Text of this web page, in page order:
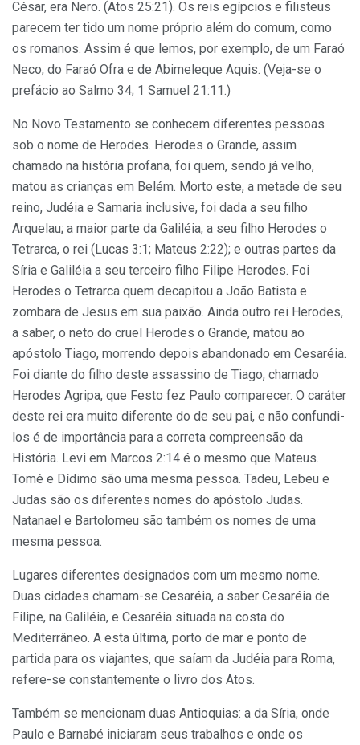
César, era Nero. (Atos 25:21). Os reis egípcios e filisteus
parecem ter tido um nome próprio além do comum, como
os romanos. Assim é que lemos, por exemplo, de um Faraó
Neco, do Faraó Ofra e de Abimeleque Aquis. (Veja-se o
prefácio ao Salmo 34; 1 Samuel 21:11.)
No Novo Testamento se conhecem diferentes pessoas
sob o nome de Herodes. Herodes o Grande, assim
chamado na história profana, foi quem, sendo já velho,
matou as crianças em Belém. Morto este, a metade de seu
reino, Judéia e Samaria inclusive, foi dada a seu filho
Arquelau; a maior parte da Galiléia, a seu filho Herodes o
Tetrarca, o rei (Lucas 3:1; Mateus 2:22); e outras partes da
Síria e Galiléia a seu terceiro filho Filipe Herodes. Foi
Herodes o Tetrarca quem decapitou a João Batista e
zombara de Jesus em sua paixão. Ainda outro rei Herodes,
a saber, o neto do cruel Herodes o Grande, matou ao
apóstolo Tiago, morrendo depois abandonado em Cesaréia.
Foi diante do filho deste assassino de Tiago, chamado
Herodes Agripa, que Festo fez Paulo comparecer. O caráter
deste rei era muito diferente do de seu pai, e não confundi-
los é de importância para a correta compreensão da
História. Levi em Marcos 2:14 é o mesmo que Mateus.
Tomé e Dídimo são uma mesma pessoa. Tadeu, Lebeu e
Judas são os diferentes nomes do apóstolo Judas.
Natanael e Bartolomeu são também os nomes de uma
mesma pessoa.
Lugares diferentes designados com um mesmo nome.
Duas cidades chamam-se Cesaréia, a saber Cesaréia de
Filipe, na Galiléia, e Cesaréia situada na costa do
Mediterrâneo. A esta última, porto de mar e ponto de
partida para os viajantes, que saíam da Judéia para Roma,
refere-se constantemente o livro dos Atos.
Também se mencionam duas Antioquias: a da Síria, onde
Paulo e Barnabé iniciaram seus trabalhos e onde os